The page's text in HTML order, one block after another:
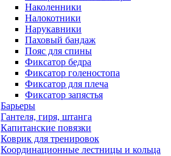
Наколенники
Налокотники
Нарукавники
Паховый бандаж
Пояс для спины
Фиксатор бедра
Фиксатор голеностопа
Фиксатор для плеча
Фиксатор запястья
Барьеры
Гантеля, гиря, штанга
Капитанские повязки
Коврик для тренировок
Координационные лестницы и кольца